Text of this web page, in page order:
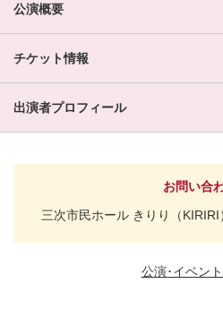
公演概要
チケット情報
出演者プロフィール
お問い合
三次市民ホール きりり（
公演･イベン